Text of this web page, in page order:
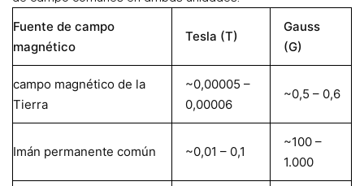
Fuente de campo
magnético
Tesla (T)
Gauss
(G)
campo magnético de la
Tierra
~0,00005 –
0,00006
~0,5 – 0,6
Imán permanente común ~0,01 – 0,1
~100 –
1.000